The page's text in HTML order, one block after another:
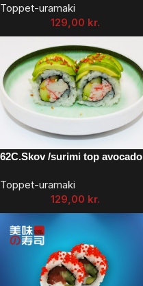
Toppet-uramaki
129,00 kr.
62C.Skov /surimi top avocado
Toppet-uramaki
129,00 kr.